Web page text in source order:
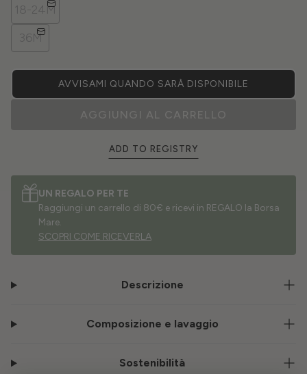
18-24M
36M
AVVISAMI QUANDO SARÀ DISPONIBILE
AGGIUNGI AL CARRELLO
ADD TO REGISTRY
UN REGALO PER TE
Raggiungi un carrello di 80€ e ricevi in REGALO la Borsa
Mare.
SCOPRI COME RICEVERLA
Descrizione
Composizione e lavaggio
Sostenibilità